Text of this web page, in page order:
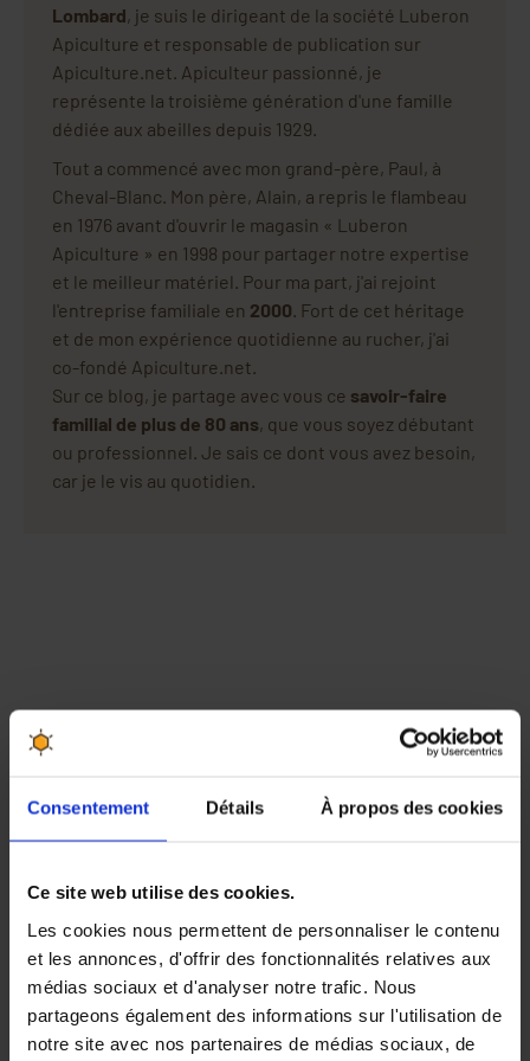
Consentement Détails À propos des cookies
Ce site web utilise des cookies.
Les cookies nous permettent de personnaliser le contenu
et les annonces, d'offrir des fonctionnalités relatives aux
médias sociaux et d'analyser notre trafic. Nous
partageons également des informations sur l'utilisation de
notre site avec nos partenaires de médias sociaux, de
Lombard, je suis le dirigeant de la société Luberon
Apiculture et responsable de publication sur
Apiculture.net. Apiculteur passionné, je
représente la troisième génération d'une famille
dédiée aux abeilles depuis 1929.
Tout a commencé avec mon grand-père, Paul, à
Cheval-Blanc. Mon père, Alain, a repris le flambeau
en 1976 avant d'ouvrir le magasin « Luberon
Apiculture » en 1998 pour partager notre expertise
et le meilleur matériel. Pour ma part, j'ai rejoint
l'entreprise familiale en 2000. Fort de cet héritage
et de mon expérience quotidienne au rucher, j'ai
co-fondé Apiculture.net.
Sur ce blog, je partage avec vous ce savoir-faire
familial de plus de 80 ans, que vous soyez débutant
ou professionnel. Je sais ce dont vous avez besoin,
car je le vis au quotidien.